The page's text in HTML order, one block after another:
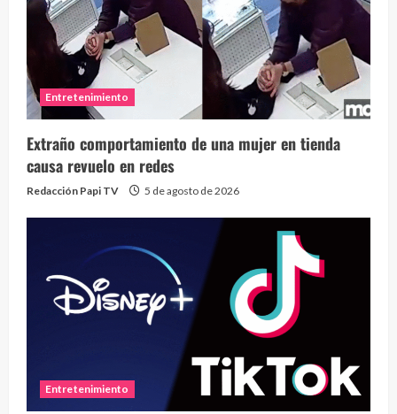
Entretenimiento
Extraño comportamiento de una mujer en tienda
causa revuelo en redes
Redacción Papi TV 5 de agosto de 2026
Entretenimiento